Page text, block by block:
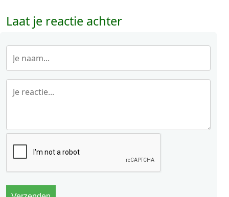
Laat je reactie achter